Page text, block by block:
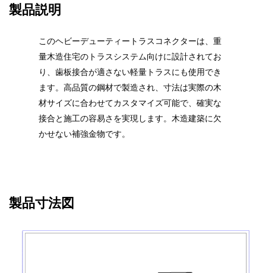
製品説明
このヘビーデューティートラスコネクターは、重
量木造住宅のトラスシステム向けに設計されてお
り、歯板接合が適さない軽量トラスにも使用でき
ます。高品質の鋼材で製造され、寸法は実際の木
材サイズに合わせてカスタマイズ可能で、確実な
接合と施工の容易さを実現します。木造建築に欠
かせない補強金物です。
製品寸法図